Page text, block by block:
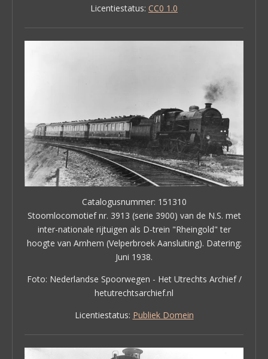
Licentiestatus: CC0 1.0
Catalogusnummer: 151310
Stoomlocomotief nr. 3913 (serie 3900) van de N.S. met
inter-nationale rijtuigen als D-trein "Rheingold" ter
hoogte van Arnhem (Velperbroek Aansluiting). Datering:
Juni 1938.
Foto: Nederlandse Spoorwegen - Het Utrechts Archief /
hetutrechtsarchief.nl
Licentiestatus: Publiek Domein